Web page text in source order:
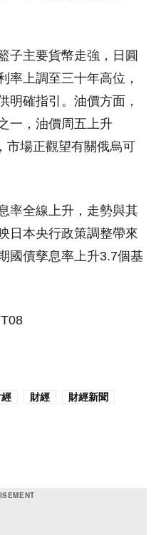
子主要貨幣走強，日圓
率上調至三十年高位，
明確指引。油價方面，
一，油價周五上升
市場正觀望有關俄烏可
率全線上升，走勢與其
日本央行政策調整帶來
國債孳息率上升3.7個基
財經
財經新聞